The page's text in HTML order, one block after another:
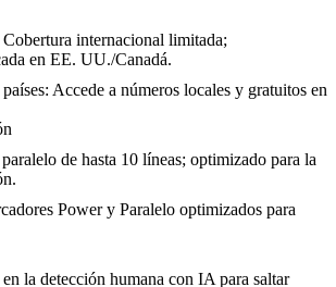
Cobertura internacional limitada;
en EE. UU./Canadá.
Accede a números locales y gratuitos en
de hasta 10 líneas; optimizado para la
Power y Paralelo optimizados para
en la detección humana con IA para saltar